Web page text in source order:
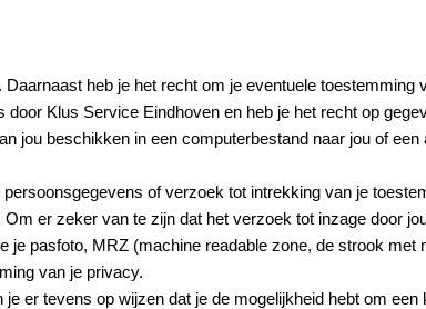
heb je het recht om je eventuele toestemming
Klus Service Eindhoven en heb je het recht op
jou beschikken in een computerbestand naar jou of een
of verzoek tot intrekking van je
Om er zeker van te zijn dat het verzoek tot inzage door
pasfoto, MRZ (machine readable zone, de strook met
van je privacy.
er tevens op wijzen dat je de mogelijkheid hebt om een